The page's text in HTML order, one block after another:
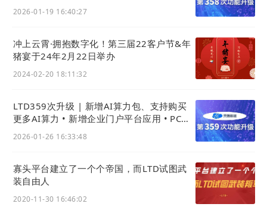
2026-01-19 16:40:27
冲上云霄·拥抱数字化！第三届22客户节&年
猪宴于24年2月22日举办
2024-02-20 18:11:32
LTD359次升级 | 新增AI算力包、支持购买
更多AI算力 • 新增企业门户平台应用 • PC商
2026-01-26 16:33:48
寡头平台建立了一个个帝国，而LTD试图武
装自由人
2020-11-30 16:46:02